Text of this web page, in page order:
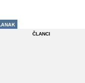
ČLANCI